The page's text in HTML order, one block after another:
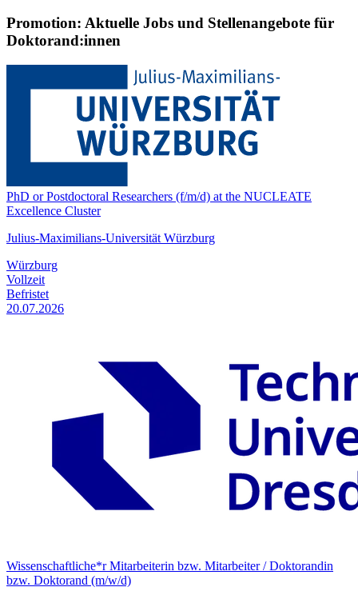
Promotion: Aktuelle Jobs und Stellenangebote für
Doktorand:innen
PhD or Postdoctoral Researchers (f/m/d) at the NUCLEATE
Excellence Cluster
Julius-Maximilians-Universität Würzburg
Würzburg
Vollzeit
Befristet
20.07.2026
Wissenschaftliche*r Mitarbeiterin bzw. Mitarbeiter / Doktorandin
bzw. Doktorand (m/w/d)